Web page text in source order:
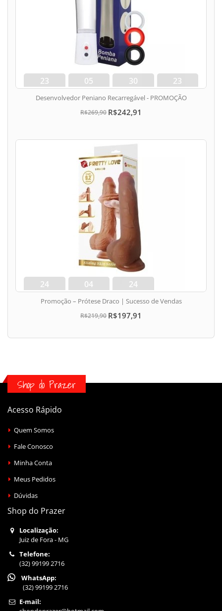
23
dias
05
hora
30
min
23
seg
Desenvolvedor Peniano Recarregável - PROMOÇÃO
R$269,90 R$242,91
24
dias
04
min
23
seg
Promoção – Prótese Draco | Sucesso de Vendas
R$219,90 R$197,91
Shop do Prazer
Acesso Rápido
Quem Somos
Fale Conosco
Minha Conta
Meus Pedidos
Dúvidas
Shop do Prazer
Localização:
Juiz de Fora - MG
Telefone:
(32) 99199 2716
WhatsApp:
(32) 99199 2716
E-mail: